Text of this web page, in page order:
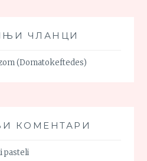
ЧЛАНЦИ
(Domatokeftedes)
КОМЕНТАРИ
pasteli